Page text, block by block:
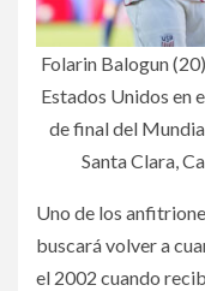
Folarin Balogun
Estados Unidos en
de final del
Santa Clara,
Uno de los
buscará volver a
el 2002 cuando